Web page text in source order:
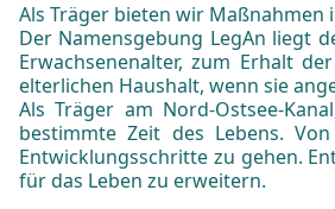
Als Träger bieten wir Maßnahmen
Der Namensgebung LegAn liegt
Erwachsenenalter, zum Erhalt
elterlichen Haushalt, wenn sie
Als Träger am Nord-Ostsee-
bestimmte Zeit des Lebens.
Entwicklungsschritte zu gehen.
für das Leben zu erweitern.